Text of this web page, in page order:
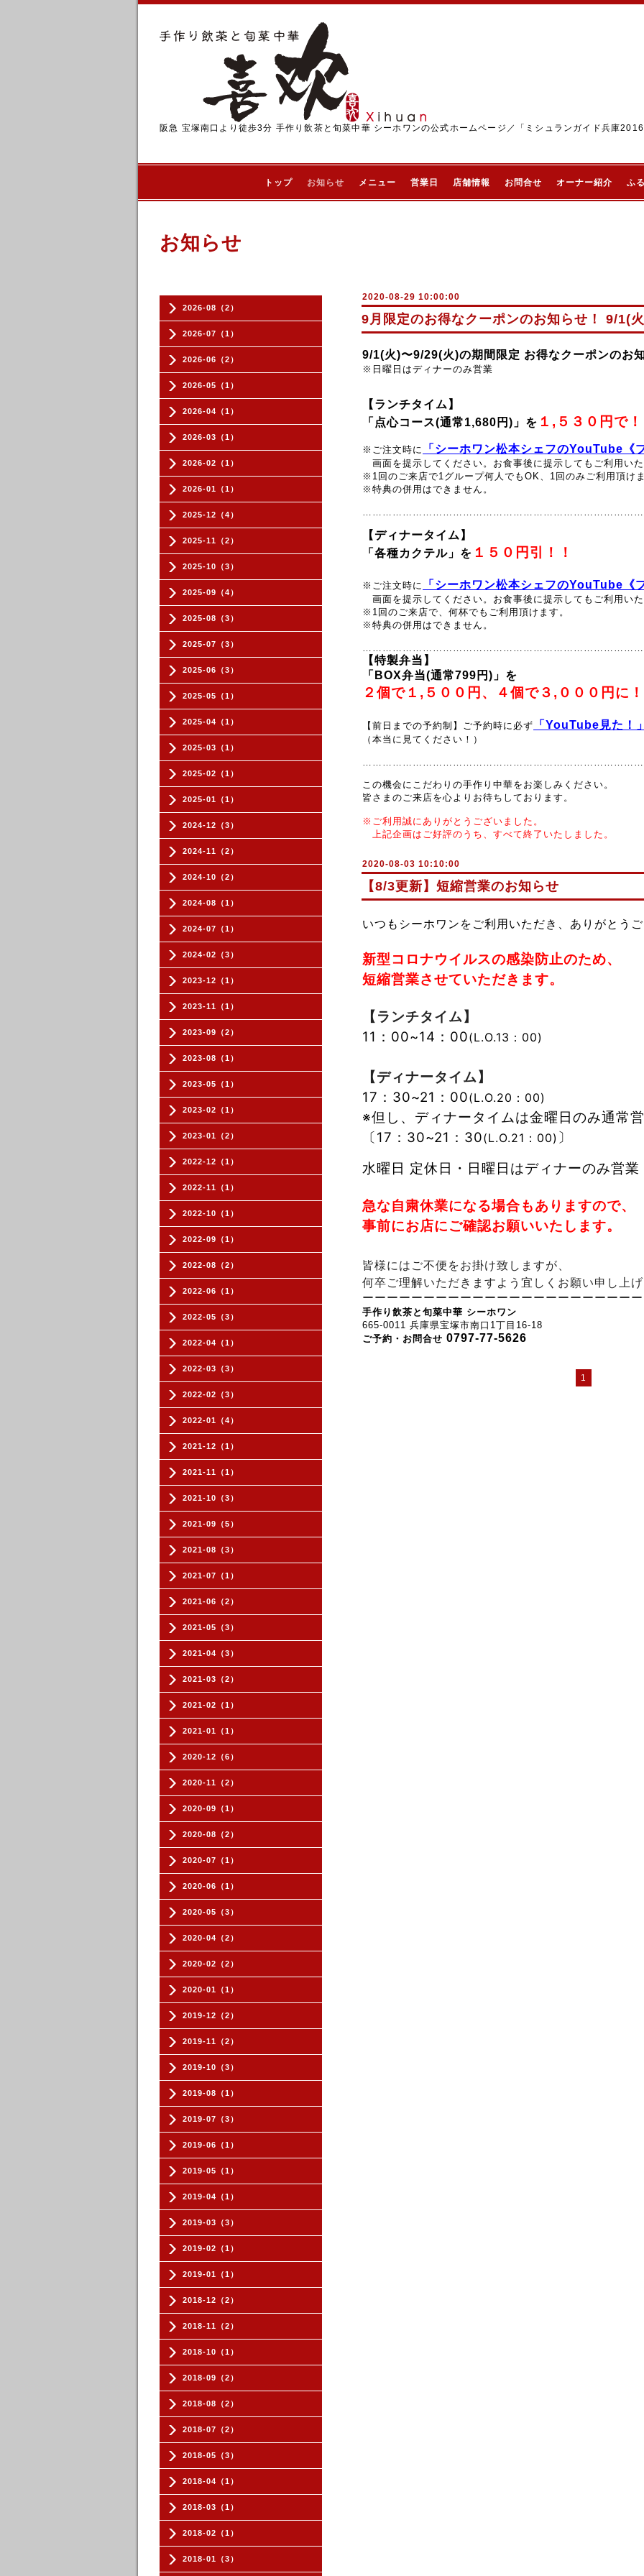
阪急 宝塚南口より徒歩3分 手作り飲茶と旬菜中華 シーホワンの公式ホームページ／「ミシュランガイド兵庫
トップ お知らせ メニュー 営業日 店舗情報 お問合せ オーナー紹介 ふ
2026-08（2）
2026-07（1）
2026-06（2）
2026-05（1）
2026-04（1）
2026-03（1）
2026-02（1）
2026-01（1）
2025-12（4）
2025-11（2）
2025-10（3）
2025-09（4）
2025-08（3）
2025-07（3）
2025-06（3）
2025-05（1）
2025-04（1）
2025-03（1）
2025-02（1）
2025-01（1）
2024-12（3）
2024-11（2）
2024-10（2）
2024-08（1）
2024-07（1）
2024-02（3）
2023-12（1）
2023-11（1）
2023-09（2）
2023-08（1）
2023-05（1）
2023-02（1）
2023-01（2）
2022-12（1）
2022-11（1）
2022-10（1）
2022-09（1）
2022-08（2）
2022-06（1）
2022-05（3）
2022-04（1）
2022-03（3）
2022-02（3）
2022-01（4）
2021-12（1）
2021-11（1）
2021-10（3）
2021-09（5）
2021-08（3）
2021-07（1）
2021-06（2）
2021-05（3）
2021-04（3）
2021-03（2）
2021-02（1）
2021-01（1）
2020-12（6）
2020-11（2）
2020-09（1）
2020-08（2）
2020-07（1）
2020-06（1）
2020-05（3）
2020-04（2）
2020-02（2）
2020-01（1）
2019-12（2）
2019-11（2）
2019-10（3）
2019-08（1）
2019-07（3）
2019-06（1）
2019-05（1）
2019-04（1）
2019-03（3）
2019-02（1）
2019-01（1）
2018-12（2）
2018-11（2）
2018-10（1）
2018-09（2）
2018-08（2）
2018-07（2）
2018-05（3）
2018-04（1）
2018-03（1）
2018-02（1）
2018-01（3）
お知らせ
2020-08-29 10:00:00
9月限定のお得なクーポンのお知らせ！ 9/1(
9/1(火)〜9/29(火)の期間限定 お得なクーポンのお
※日曜日はディナーのみ営業
【ランチタイム】
「点心コース(通常1,680円)」 を １,５３０円で
※ご注文時に 「シーホワン松本シェフのYouTube《
画面を提示してください。 お食事後に提示してもご利用い
※1回のご来店で1グループ何人でもOK、1回のみご利用頂け
※特典の併用はできません。
【ディナータイム】
「各種カクテル 」 を １５０円引！！
※ご注文時に 「シーホワン松本シェフのYouTube《
画面を提示してください。 お食事後に提示してもご利用い
※1回のご来店で、何杯でもご利用頂けます。
※特典の併用はできません。
【特製弁当】
「BOX弁当(通常799円) 」 を
２個で １,５００円、 ４個で３,０００円に
【前日までの予約制】 ご予約時に必ず 「YouTube見た！
（本当に見てください！）
この機会にこだわりの手作り中華を お楽しみください。
皆さまのご来店を心よりお待ちしております。
※ご利用誠にありがとうございました。
上記企画はご好評のうち、すべて終了いたしました。
2020-08-03 10:10:00
【8/3更新】短縮営業のお知らせ
いつもシーホワンをご利用いただき、ありがとう
新型コロナウイルスの感染防止のため、
短縮営業させていただきます。
【ランチタイム】
11：00~14：00(L.O.13：00)
【ディナータイム】
17：30~21：00(L.O.20：00)
※但し、ディナータイムは金曜日のみ通常
〔17：30~21：30(L.O.21：00) 〕
水曜日 定休日・日曜日はディナーのみ営業
急な自粛休業になる場合もありますので、
事前にお店にご確認お願いいたします。
皆様にはご不便をお掛け致しますが、
何卒ご理解いただきますよう宜しくお願い申し上
ーーーーーーーーーーーーーーーーーーーーーー
手作り飲茶と旬菜中華 シーホワン
665-0011 兵庫県宝塚市南口1丁目16-18
ご予約・お問合せ 0797-77-5626
1